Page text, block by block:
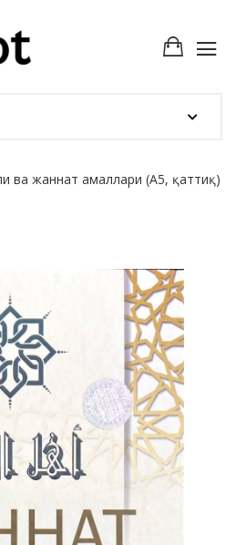
ва жаннат амаллари (А5, қаттиқ)